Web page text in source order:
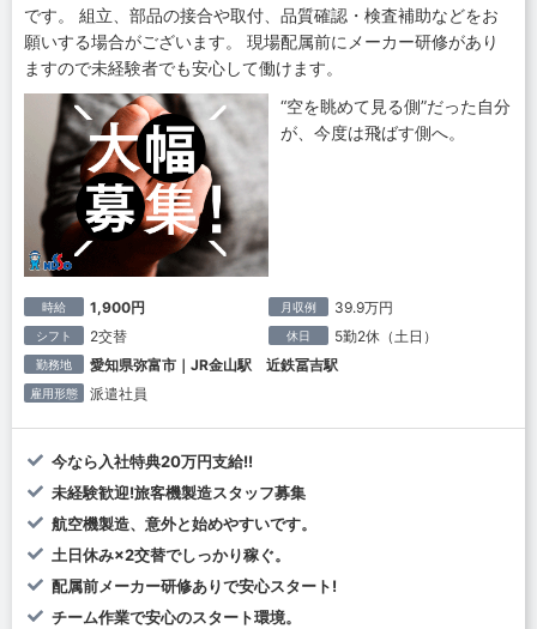
です。 組立、部品の接合や取付、品質確認・検査補助などをお
願いする場合がございます。 現場配属前にメーカー研修があり
ますので未経験者でも安心して働けます。
“空を眺めて見る側”だった自分
が、今度は飛ばす側へ。
時給 1,900円 月収例 39.9万円
シフト 2交替 休日 5勤2休（土日）
勤務地 愛知県弥富市｜JR金山駅 近鉄冨吉駅
雇用形態 派遣社員
今なら入社特典20万円支給!!
未経験歓迎!旅客機製造スタッフ募集
航空機製造、意外と始めやすいです。
土日休み×2交替でしっかり稼ぐ。
配属前メーカー研修ありで安心スタート!
チーム作業で安心のスタート環境。